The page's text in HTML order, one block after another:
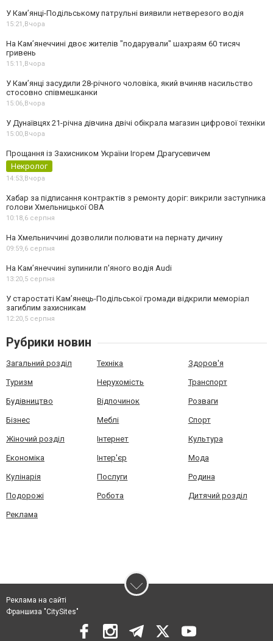
У Кам’янці-Подільському патрульні виявили нетверезого водія
15:21,Вчора
На Камʼянеччині двоє жителів "подарували" шахраям 60 тисяч
гривень
15:11,Вчора
У Камʼянці засудили 28-річного чоловіка, який вчиняв насильство
стосовно співмешканки
15:06,Вчора
У Дунаївцях 21-річна дівчина двічі обікрала магазин цифрової техніки
15:00,Вчора
Прощання із Захисником України Ігорем Драгусевичем
Некролог
14:53,Вчора
Хабар за підписання контрактів з ремонту доріг: викрили заступника
голови Хмельницької ОВА
10:18,6 серпня
На Хмельниччині дозволили полювати на пернату дичину
09:59,6 серпня
На Камʼянеччині зупинили п'яного водія Audi
13:20,5 серпня
У старостаті Кам’янець-Подільської громади відкрили меморіал
загиблим захисникам
12:20,5 серпня
Рубрики новин
Загальний розділ Техніка Здоров'я
Туризм Нерухомість Транспорт
Будівництво Відпочинок Розваги
Бізнес Меблі Спорт
Жіночий розділ Інтернет Культура
Економіка Інтер'єр Мода
Кулінарія Послуги Родина
Подорожі Робота Дитячий розділ
Реклама
Реклама на сайті
Франшиза "CitySites"